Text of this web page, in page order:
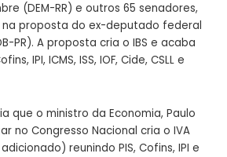
(DEM-RR) e outros 65 senadores,
proposta do ex-deputado federal
PR). A proposta cria o IBS e acaba
IPI, ICMS, ISS, IOF, Cide, CSLL e
que o ministro da Economia, Paulo
no Congresso Nacional cria o IVA
reunindo PIS, Cofins, IPI e